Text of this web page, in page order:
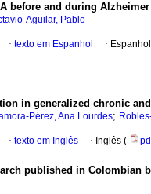
before and during
Aguilar, Pablo
· texto em Espanhol ·
in generalized chronic
Pérez, Ana Lourdes;
· texto em Inglês · Inglês (
published in Colombian